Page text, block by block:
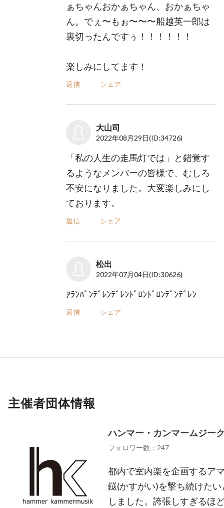
ぁちゃんおかぁちゃん、おかぁちゃ
ん。でぇ〜もぉ〜〜〜船越英一郎は
裏切ったんですぅ！！！！！！
楽しみにしてます！
返信 シェア
大山司
2022年08月29日(ID:34726)
「私の人生の走馬灯では」と錯覚す
るようなメンバーの皆様で、むしろ
不安になりました。大変楽しみにし
ております。
返信 シェア
松出
2022年07月04日(ID:30626)
ｱﾗﾝﾊﾞﾝﾃﾞﾚﾝﾃﾞﾚﾝﾄﾞﾛﾝﾄﾞﾛﾝﾃﾞﾝﾃﾞﾚﾝ
返信 シェア
主催者団体情報
ハンマー・カンマームジー
フォロワー数：247
都内で室内楽を企画するア
鎹(かすがい)を撃ち続けた
しました。誇張しすぎるほ